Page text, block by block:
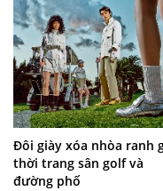
Đôi giày xóa nhòa ranh
thời trang sân golf và
đường phố